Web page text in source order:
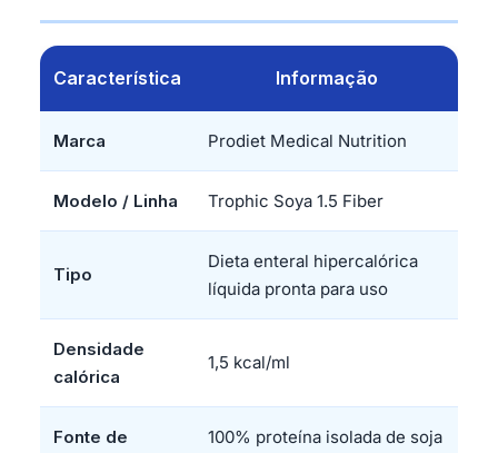
Característica Informação
Marca Prodiet Medical Nutrition
Modelo / Linha Trophic Soya 1.5 Fiber
Tipo
Dieta enteral hipercalórica
líquida pronta para uso
Densidade
calórica
1,5 kcal/ml
Fonte de
100% proteína isolada de soja